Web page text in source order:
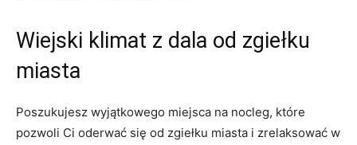
Wiejski ‍klimat z dala od ⁣zgiełku
miasta
Poszukujesz wyjątkowego ‍miejsca na ⁤nocleg, które ​
pozwoli Ci oderwać się od zgiełku ⁢miasta ‍i zrelaksować w